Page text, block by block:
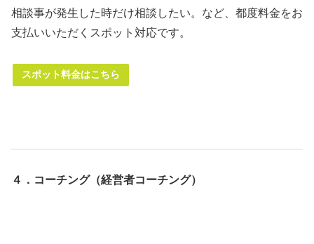
相談事が発生した時だけ相談したい。など、都度料金をお
支払いいただくスポット対応です。
スポット料金はこちら
４．コーチング（経営者コーチング）